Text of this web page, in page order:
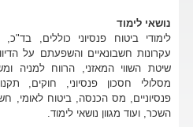
נושאי לימוד
לימודי ביטוח פנסיוני כוללים,
עקרונות חשבונאיים והשפעתם על
שיטת השווי המאזני, הרווח למניה
מסלולי חסכון פנסיוני, חוקים,
פנסיוניים, מס הכנסה, ביטוח לאומי,
השכר, ועוד מגוון נושאי לימוד.